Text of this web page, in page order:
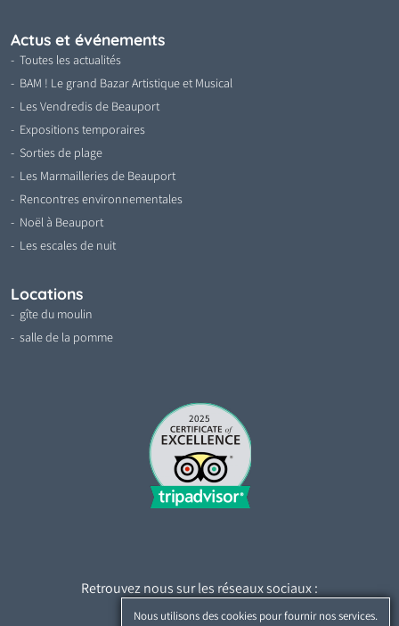
Actus et événements
Toutes les actualités
BAM ! Le grand Bazar Artistique et Musical
Les Vendredis de Beauport
Expositions temporaires
Sorties de plage
Les Marmailleries de Beauport
Rencontres environnementales
Noël à Beauport
Les escales de nuit
Locations
gîte du moulin
salle de la pomme
2025
Retrouvez nous sur les réseaux sociaux :
Nous utilisons des cookies pour fournir nos services.